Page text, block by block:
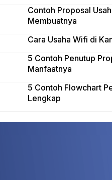
Contoh Proposal
Membuatnya
Cara Usaha Wifi di
5 Contoh Penutup
Manfaatnya
5 Contoh Flowchart
Lengkap